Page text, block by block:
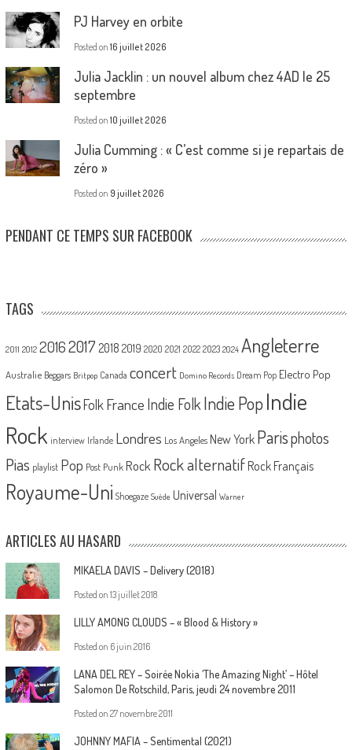
PJ Harvey en orbite
Posted on 16 juillet 2026
Julia Jacklin : un nouvel album chez 4AD le 25
septembre
Posted on 10 juillet 2026
Julia Cumming : « C’est comme si je repartais de
zéro »
Posted on 9 juillet 2026
PENDANT CE TEMPS SUR FACEBOOK
TAGS
2011 2012 20162017 2018 2019 2020 2021 2022 2023 2024 Angleterre
Australie Beggars Britpop Canada concert Domino Records Dream Pop Electro Pop
Etats-UnisFolk France Indie Folk Indie PopIndie
Rock interview Irlande Londres Los Angeles New York Parisphotos
Pias playlist Pop Post Punk Rock Rock alternatif Rock Français
Royaume-Uni Shoegaze Suède Universal Warner
ARTICLES AU HASARD
MIKAELA DAVIS – Delivery (2018)
Posted on 13 juillet 2018
LILLY AMONG CLOUDS – « Blood & History »
Posted on 6 juin 2016
LANA DEL REY – Soirée Nokia ‘The Amazing Night’ – Hôtel
Salomon De Rotschild, Paris, jeudi 24 novembre 2011
Posted on 27 novembre 2011
JOHNNY MAFIA – Sentimental (2021)